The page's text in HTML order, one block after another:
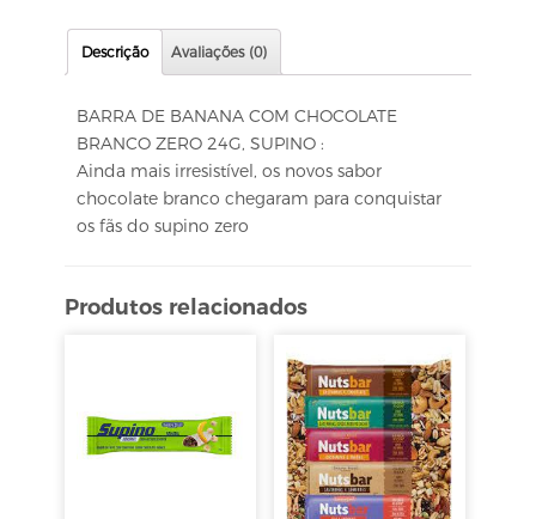
Descrição Avaliações (0)
BARRA DE BANANA COM CHOCOLATE
BRANCO ZERO 24G, SUPINO :
Ainda mais irresistível, os novos sabor
chocolate branco chegaram para conquistar
os fãs do supino zero
Produtos relacionados